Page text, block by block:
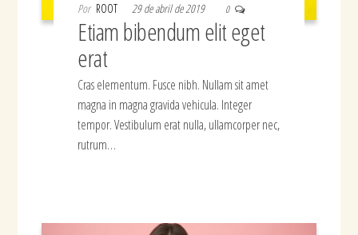
Por ROOT 29 de abril de 2019 0
Etiam bibendum elit eget
erat
Cras elementum. Fusce nibh. Nullam sit amet
magna in magna gravida vehicula. Integer
tempor. Vestibulum erat nulla, ullamcorper nec,
rutrum…